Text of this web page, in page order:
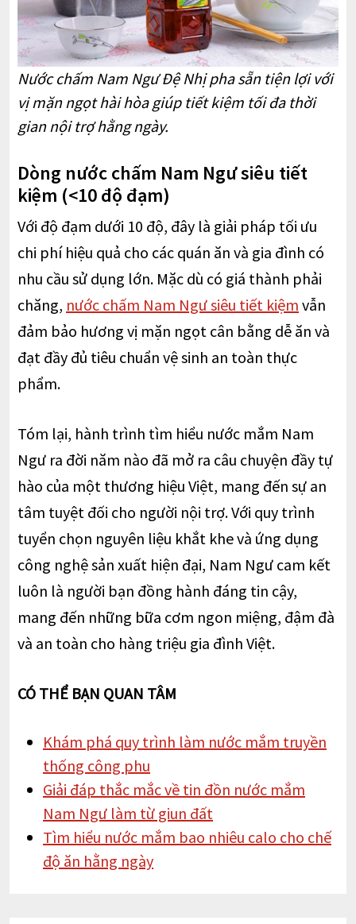
Nước chấm Nam Ngư Đệ Nhị pha sẵn tiện lợi với
vị mặn ngọt hài hòa giúp tiết kiệm tối đa thời
gian nội trợ hằng ngày.
Dòng nước chấm Nam Ngư siêu tiết
kiệm (<10 độ đạm)
Với độ đạm dưới 10 độ, đây là giải pháp tối ưu
chi phí hiệu quả cho các quán ăn và gia đình có
nhu cầu sử dụng lớn. Mặc dù có giá thành phải
chăng, nước chấm Nam Ngư siêu tiết kiệm vẫn
đảm bảo hương vị mặn ngọt cân bằng dễ ăn và
đạt đầy đủ tiêu chuẩn vệ sinh an toàn thực
phẩm.
Tóm lại, hành trình tìm hiểu nước mắm Nam
Ngư ra đời năm nào đã mở ra câu chuyện đầy tự
hào của một thương hiệu Việt, mang đến sự an
tâm tuyệt đối cho người nội trợ. Với quy trình
tuyển chọn nguyên liệu khắt khe và ứng dụng
công nghệ sản xuất hiện đại, Nam Ngư cam kết
luôn là người bạn đồng hành đáng tin cậy,
mang đến những bữa cơm ngon miệng, đậm đà
và an toàn cho hàng triệu gia đình Việt.
CÓ THỂ BẠN QUAN TÂM
Khám phá quy trình làm nước mắm truyền
thống công phu
Giải đáp thắc mắc về tin đồn nước mắm
Nam Ngư làm từ giun đất
Tìm hiểu nước mắm bao nhiêu calo cho chế
độ ăn hằng ngày